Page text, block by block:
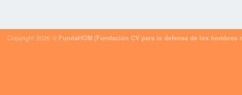
Copyright 2026 © FundaHOM (Fundación CV para la defensa de los hombres